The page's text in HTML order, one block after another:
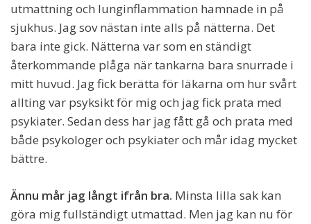
utmattning och lunginflammation hamnade in på
sjukhus. Jag sov nästan inte alls på nätterna. Det
bara inte gick. Nätterna var som en ständigt
återkommande plåga när tankarna bara snurrade i
mitt huvud. Jag fick berätta för läkarna om hur svårt
allting var psyksikt för mig och jag fick prata med
psykiater. Sedan dess har jag fått gå och prata med
både psykologer och psykiater och mår idag mycket
bättre.
Ännu mår jag långt ifrån bra. Minsta lilla sak kan
göra mig fullständigt utmattad. Men jag kan nu för